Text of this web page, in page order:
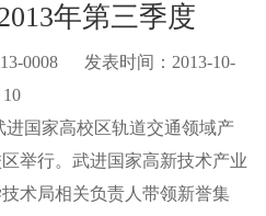
年第三季度
0008 发表时间：2013-10-
10
国家高校区轨道交通领域产
举行。武进国家高新技术产业
术局相关负责人带领新誉集